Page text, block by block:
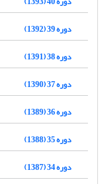
دوره 39 (1392)
دوره 38 (1391)
دوره 37 (1390)
دوره 36 (1389)
دوره 35 (1388)
دوره 34 (1387)